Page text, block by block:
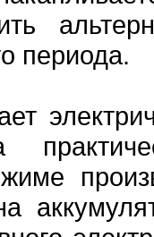
периода.